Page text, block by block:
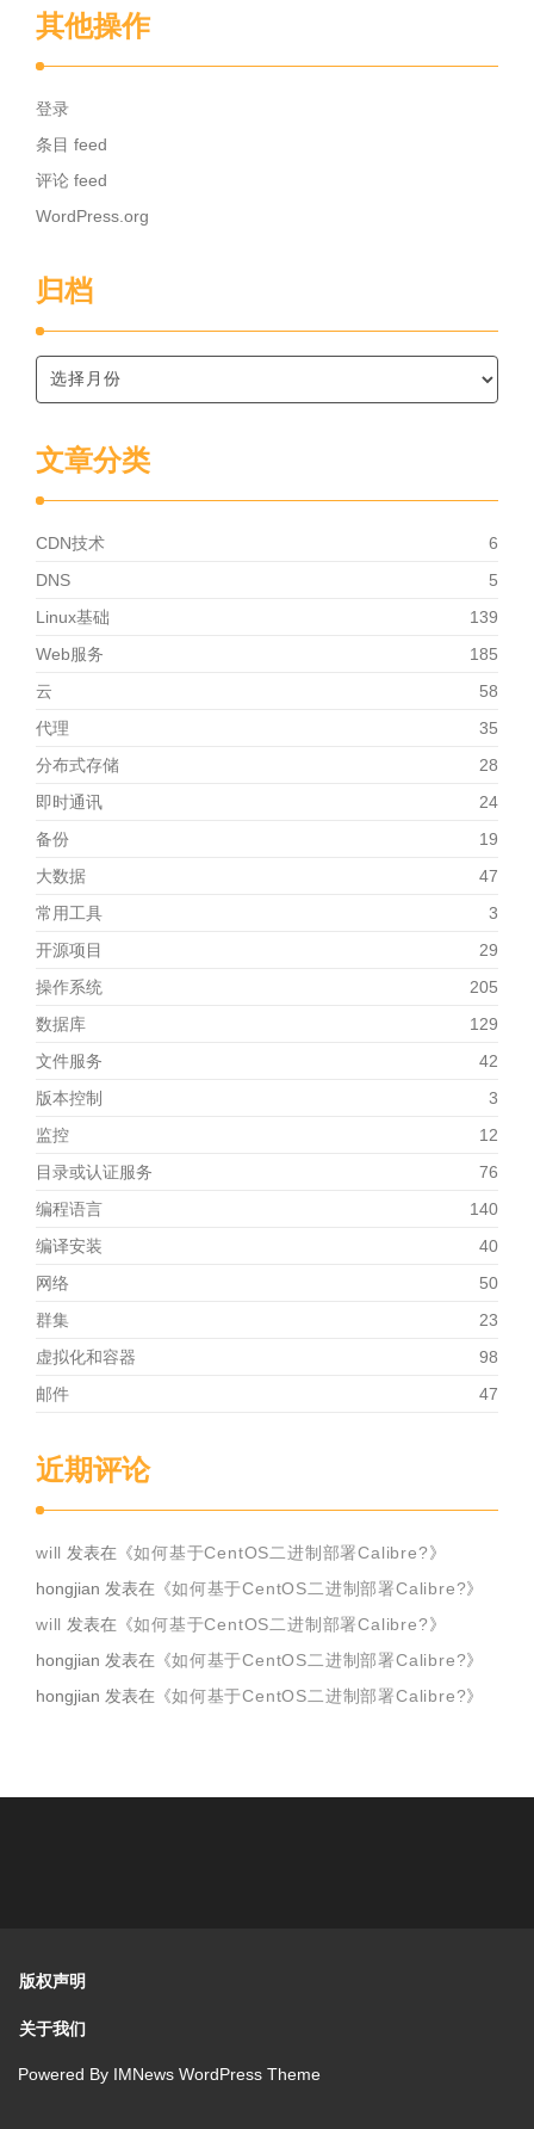
其他操作
登录
条目 feed
评论 feed
WordPress.org
归档
文章分类
CDN技术
6
DNS
5
Linux基础
139
Web服务
185
云
58
代理
35
分布式存储
28
即时通讯
24
备份
19
大数据
47
常用工具
3
开源项目
29
操作系统
205
数据库
129
文件服务
42
版本控制
3
监控
12
目录或认证服务
76
编程语言
140
编译安装
40
网络
50
群集
23
虚拟化和容器
98
邮件
47
近期评论
will 发表在《如何基于CentOS二进制部署Calibre?》
hongjian 发表在《如何基于CentOS二进制部署Calibre?》
will 发表在《如何基于CentOS二进制部署Calibre?》
hongjian 发表在《如何基于CentOS二进制部署Calibre?》
hongjian 发表在《如何基于CentOS二进制部署Calibre?》
版权声明
关于我们
Powered By IMNews WordPress Theme